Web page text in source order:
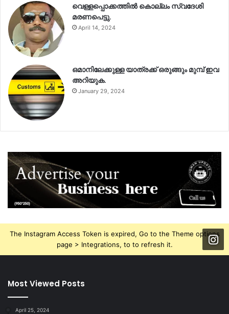
വെള്ളപ്പൊക്കത്തിൽ കൊല്ലം സ്വദേശി
മരണപെട്ടു.
April 14, 2024
ഒമാനിലേക്കുള്ള യാത്രക്ക് ഒരുങ്ങും മുമ്പ് ഇവ
അറിയുക.
January 29, 2024
The Instagram Access Token is expired, Go to the Theme options
page > Integrations, to to refresh it.
Most Viewed Posts
April 25, 2024